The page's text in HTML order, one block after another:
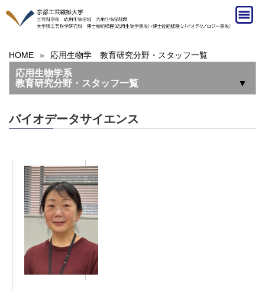
HOME » 応用生物学 教育研究分野・スタッフ一覧
応用生物学系
教育研究分野・スタッフ一覧
▼
バイオデータサイエンス